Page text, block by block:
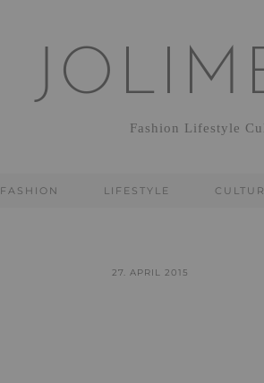
Fashion Lifestyle
FASHION LIFESTYLE
27. APRIL 2015